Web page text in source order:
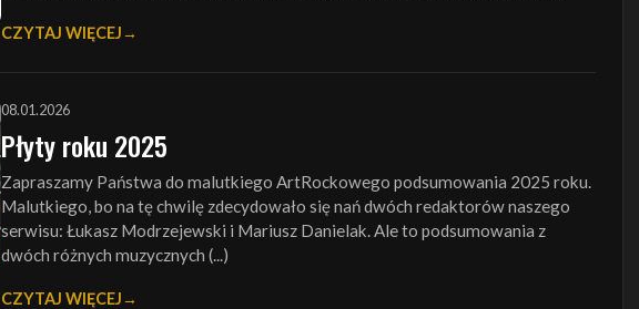
CZYTAJ WIĘCEJ
08.01.2026
Płyty roku 2025
Zapraszamy Państwa do malutkiego ArtRockowego podsumowania 2025 roku.
Malutkiego, bo na tę chwilę zdecydowało się nań dwóch redaktorów naszego
serwisu: Łukasz Modrzejewski i Mariusz Danielak. Ale to podsumowania z
dwóch różnych muzycznych (...)
CZYTAJ WIĘCEJ